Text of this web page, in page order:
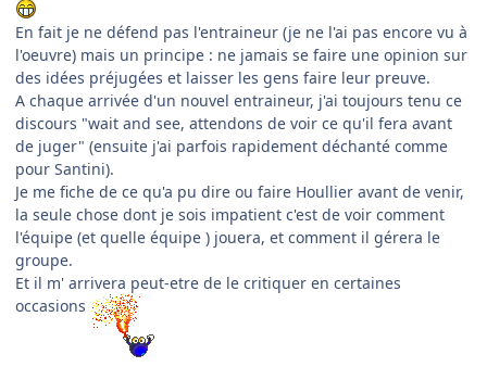
En fait je ne défend pas l'entraineur (je ne l'ai pas encore vu à
l'oeuvre) mais un principe : ne jamais se faire une opinion sur
des idées préjugées et laisser les gens faire leur preuve.
A chaque arrivée d'un nouvel entraineur, j'ai toujours tenu ce
discours "wait and see, attendons de voir ce qu'il fera avant
de juger" (ensuite j'ai parfois rapidement déchanté comme
pour Santini).
Je me fiche de ce qu'a pu dire ou faire Houllier avant de venir,
la seule chose dont je sois impatient c'est de voir comment
l'équipe (et quelle équipe ) jouera, et comment il gérera le
groupe.
Et il m' arrivera peut-etre de le critiquer en certaines
occasions